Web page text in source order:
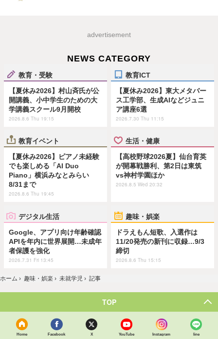
advertisement
NEWS CATEGORY
教育・受験
【夏休み2026】村山斉氏が公
開講義、小中学生のための大
学講義スクール9月開校
2026.8.6 Thu 19:15
教育ICT
【夏休み2026】東大メタバー
ス工学部、生成AIなどジュニ
ア講座6選
2026.7.30 Thu 11:15
教育イベント
【夏休み2026】ピアノ未経験
でも楽しめる「AI Duo
Piano」横浜みなとみらい
8/31まで
2026.8.6 Thu 19:45
生活・健康
【高校野球2026夏】仙台育英
が開幕戦勝利、第2日は東筑
vs神村学園ほか
2026.8.5 Wed 20:32
デジタル生活
Google、アプリ向け年齢確認
APIを年内に世界展開…未成年
者保護を強化
2026.7.31 Fri 13:45
趣味・娯楽
ドラえもん短歌、入選作は
11/20発売の新刊に収録…9/3
締切
2026.8.6 Thu 15:15
ホーム › 趣味・娯楽 › 未就学児 › 記事
TOP
Home Facebook X YouTube Instagram line